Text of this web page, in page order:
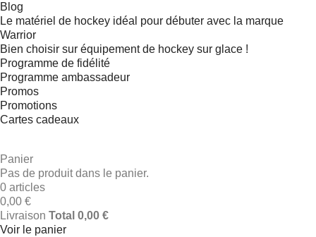
Blog
Le matériel de hockey idéal pour débuter avec la marque
Warrior
Bien choisir sur équipement de hockey sur glace !
Programme de fidélité
Programme ambassadeur
Promos
Promotions
Cartes cadeaux
Panier
Pas de produit dans le panier.
0 articles
0,00 €
Livraison Total 0,00 €
Voir le panier